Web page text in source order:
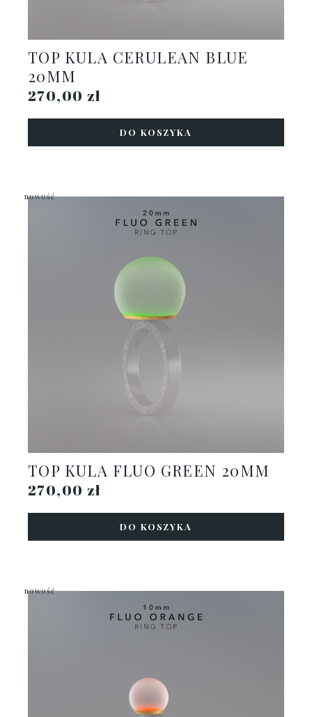
TOP KULA CERULEAN BLUE
20MM
270,00 zł
DO KOSZYKA
TOP KULA FLUO GREEN 20MM
270,00 zł
DO KOSZYKA
nowość
nowość